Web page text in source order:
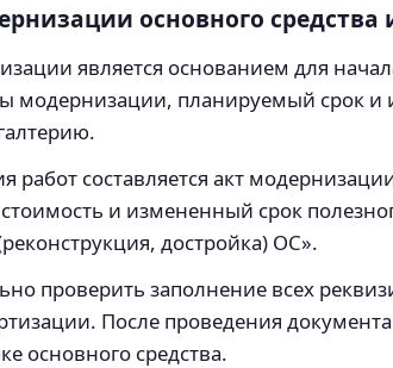
основного
является основанием для
модернизации, планируемый срок и
работ составляется акт
и измененный срок
достройка) ОС».
проверить заполнение всех
После проведения
основного средства.